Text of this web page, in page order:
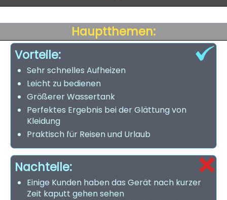
Hauptthemen:
Vorteile:
Sehr schnelles Aufheizen
Leicht zu bedienen
Größerer Wassertank
Perfektes Ergebnis bei der Glättung von
Kleidung
Praktisch für Reisen und Urlaub
Nachteile:
Einige Kunden haben das Gerät nach kurzer
Zeit kaputt gehen sehen